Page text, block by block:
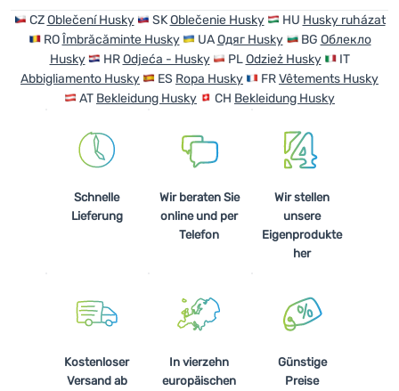
CZOblečení Husky SKOblečenie Husky HU Husky ruházat
ROÎmbrăcăminte Husky UAОдяг Husky BG Облекло
Husky
HROdjeća - Husky PLOdzież Husky
IT
Abbigliamento Husky
ES Ropa Husky FRVêtements Husky
AT Bekleidung Husky CH Bekleidung Husky
Schnelle
Lieferung
Wir beraten Sie
online und per
Telefon
Wir stellen
unsere
Eigenprodukte
her
Kostenloser
Versand ab
In vierzehn
europäischen
Günstige
Preise